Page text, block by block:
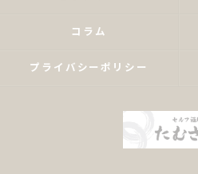
コラム
プライバシーポリシー